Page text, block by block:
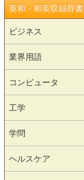
英和・和英収録辞書
ビジネス
業界用語
コンピュータ
工学
学問
ヘルスケア